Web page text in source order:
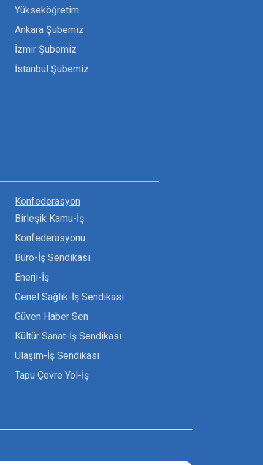
Yükseköğretim
Ankara Şubemiz
İzmir Şubemiz
İstanbul Şubemiz
Konfederasyon
Birleşik Kamu-İş
Konfederasyonu
Büro-İş Sendikası
Enerji-İş
Genel Sağlık-İş Sendikası
Güven Haber Sen
Kültür Sanat-İş Sendikası
Ulaşım-İş Sendikası
Tapu Çevre Yol-İş
Uzman Diyanet - Sen